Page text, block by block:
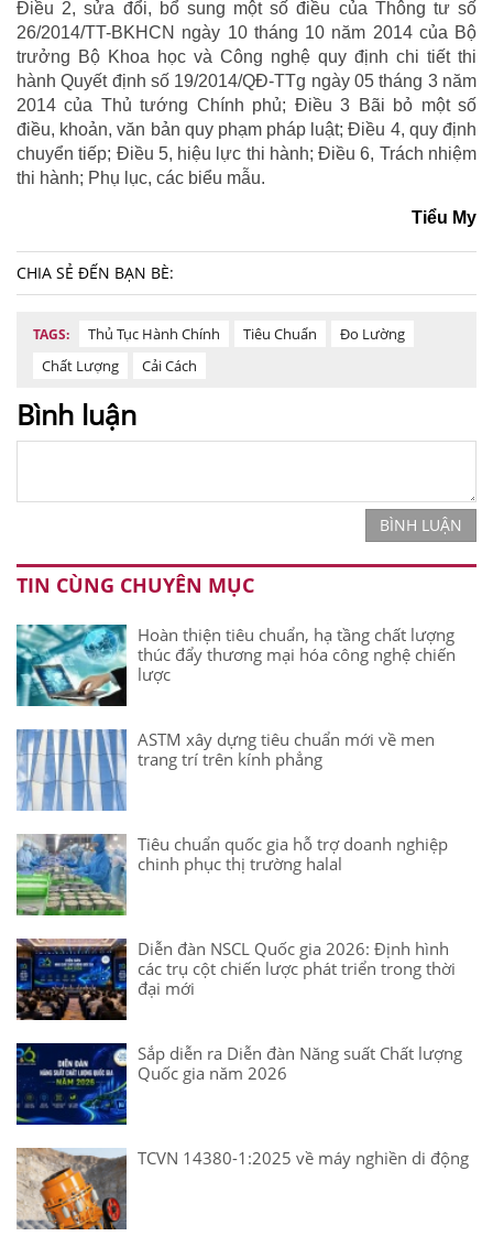
Điều 2, sửa đổi, bổ sung một số điều của Thông tư số
26/2014/TT-BKHCN ngày 10 tháng 10 năm 2014 của Bộ
trưởng Bộ Khoa học và Công nghệ quy định chi tiết thi
hành Quyết định số 19/2014/QĐ-TTg ngày 05 tháng 3 năm
2014 của Thủ tướng Chính phủ; Điều 3 Bãi bỏ một số
điều, khoản, văn bản quy phạm pháp luật; Điều 4, quy định
chuyển tiếp; Điều 5, hiệu lực thi hành; Điều 6, Trách nhiệm
thi hành; Phụ lục, các biểu mẫu.
Tiểu My
CHIA SẺ ĐẾN BẠN BÈ:
TAGS: Thủ Tục Hành Chính Tiêu Chuẩn
Đo Lường
Chất Lượng
Cải Cách
Bình luận
BÌNH LUẬN
TIN CÙNG CHUYÊN MỤC
Hoàn thiện tiêu chuẩn, hạ tầng chất lượng
thúc đẩy thương mại hóa công nghệ chiến
lược
ASTM xây dựng tiêu chuẩn mới về men
trang trí trên kính phẳng
Tiêu chuẩn quốc gia hỗ trợ doanh nghiệp
chinh phục thị trường halal
Diễn đàn NSCL Quốc gia 2026: Định hình
các trụ cột chiến lược phát triển trong thời
đại mới
Sắp diễn ra Diễn đàn Năng suất Chất lượng
Quốc gia năm 2026
TCVN 14380-1:2025 về máy nghiền di động